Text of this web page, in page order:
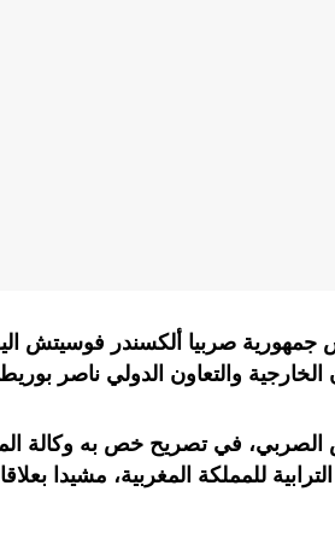
والتعاون الدولي ناصر
الصربي، في تصريح خص به وكالة
للمملكة المغربية، مشيدا